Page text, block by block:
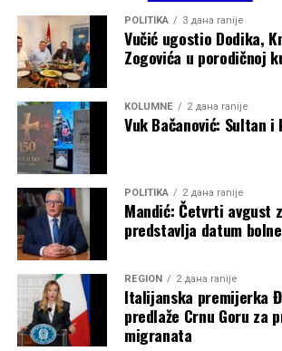
POLITIKA 3 дана ranije
Vučić ugostio Dodika,
Zogovića u porodičnoj
KOLUMNE 2 дана ranije
Vuk Bačanović: Sultan
POLITIKA 2 дана ranije
Mandić: Četvrti avgust
predstavlja datum
REGION 2 дана ranije
Italijanska premijerka
predlaže Crnu Goru za
migranata